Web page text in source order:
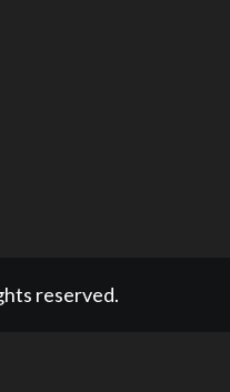
reserved.